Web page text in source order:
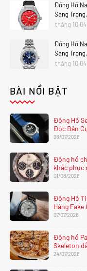
Đồng Hồ
Sang
tháng 10
Đồng Hồ
Sang
tháng 10
BÀI NỔI BẬT
Đồng Hồ
Độc Bản
08/07/2026
Đồng hồ
khắc phục
01/08/2026
Đồng Hồ
Hàng Fake
07/07/2026
Đồng hồ
Skeleton
24/07/2026